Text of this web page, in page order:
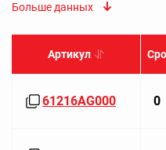
Больше данных
Артикул
61216AG000 0